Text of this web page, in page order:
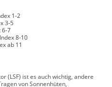
1-2
3-5
6-7
8-10
ab 11
(LSF) ist es auch wichtig, andere
von Sonnenhüten,